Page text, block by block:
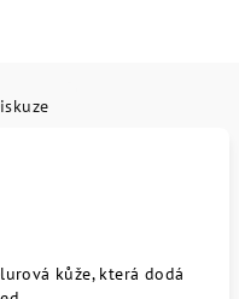
kůže, která dodá